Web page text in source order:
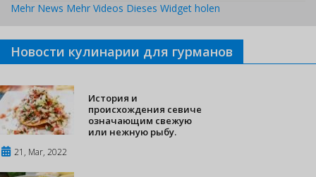
Mehr News Mehr Videos Dieses Widget holen
Новости кулинарии для гурманов
История и
происхождения севиче
означающим свежую
или нежную рыбу.
21, Mar, 2022